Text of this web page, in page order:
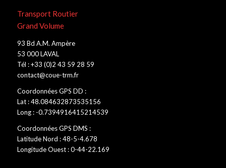
Transport Routier
Grand Volume
93 Bd A.M. Ampère
53 000 LAVAL
Tél : +33 (0)2 43 59 28 59
contact@coue-trm.fr
Coordonnées GPS DD :
Lat : 48.084632873535156
Long : -0.7394916415214539
Coordonnées GPS DMS :
Latitude Nord : 48-5-4.678
Longitude Ouest : 0-44-22.169